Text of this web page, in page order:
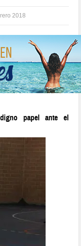
2018
papel ante el